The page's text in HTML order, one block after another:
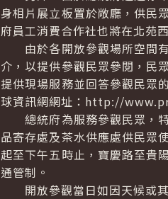
身相片展立板置於敞廳，供民
府員工消費合作社也將在北苑
由於各開放參觀場所空間有
介，以提供參觀民眾參閱，民
提供現場服務並回答參觀民眾
球資訊網網址：http://
總統府為服務參觀民眾，特
品寄存處及茶水供應處供民眾
起至下午五時止，寶慶路至貴
通管制。
開放參觀當日如因天候或其